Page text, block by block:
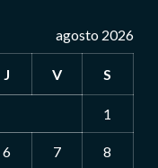
agosto 2026
J V S
1
6 7 8